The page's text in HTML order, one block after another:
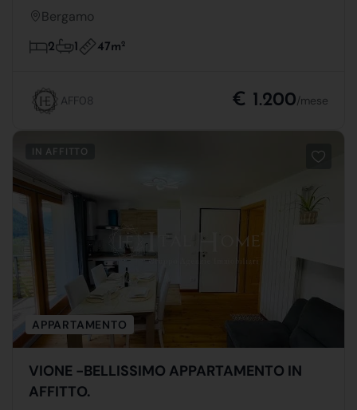
Bergamo
2 1 47m2
AFF08 € 1.200/mese
IN AFFITTO
APPARTAMENTO
VIONE -BELLISSIMO APPARTAMENTO IN
AFFITTO.